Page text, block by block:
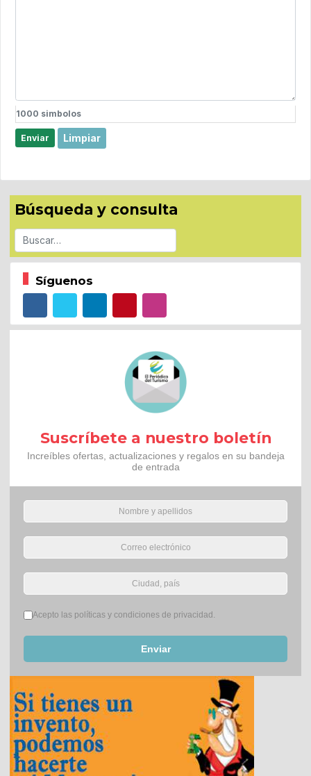
1000 simbolos
Enviar Limpiar
Búsqueda y consulta
Buscar
Síguenos
Suscríbete a nuestro boletín
Increíbles ofertas, actualizaciones y regalos en su bandeja
de entrada
Términos del servicio*
Acepto las políticas y condiciones de privacidad.
Enviar